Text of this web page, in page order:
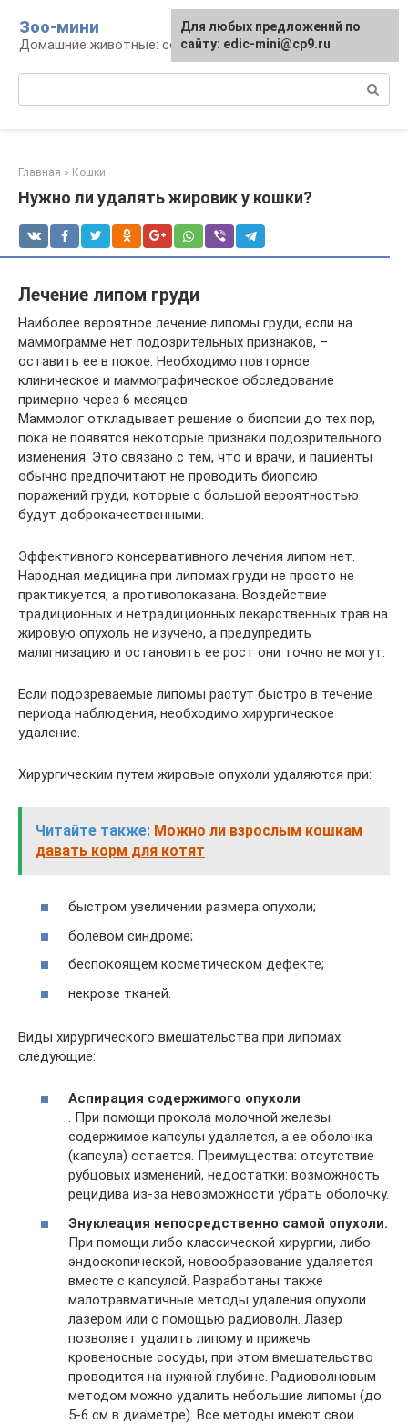
контенту
Зоо-мини
Домашние животные: содержание и уход
Главная » Кошки
Нужно ли удалять жировик у кошки?
Лечение липом груди
Наиболее вероятное лечение липомы груди, если на
маммограмме нет подозрительных признаков, –
оставить ее в покое. Необходимо повторное
клиническое и маммографическое обследование
примерно через 6 месяцев.
Маммолог откладывает решение о биопсии до тех пор,
пока не появятся некоторые признаки подозрительного
изменения. Это связано с тем, что и врачи, и пациенты
обычно предпочитают не проводить биопсию
поражений груди, которые с большой вероятностью
будут доброкачественными.
Эффективного консервативного лечения липом нет.
Народная медицина при липомах груди не просто не
практикуется, а противопоказана. Воздействие
традиционных и нетрадиционных лекарственных трав на
жировую опухоль не изучено, а предупредить
малигнизацию и остановить ее рост они точно не могут.
Если подозреваемые липомы растут быстро в течение
периода наблюдения, необходимо хирургическое
удаление.
Хирургическим путем жировые опухоли удаляются при:
Читайте также: Можно ли взрослым кошкам
давать корм для котят
быстром увеличении размера опухоли;
болевом синдроме;
беспокоящем косметическом дефекте;
некрозе тканей.
Виды хирургического вмешательства при липомах
следующие:
Аспирация содержимого опухоли
. При помощи прокола молочной железы
содержимое капсулы удаляется, а ее оболочка
(капсула) остается. Преимущества: отсутствие
рубцовых изменений, недостатки: возможность
рецидива из-за невозможности убрать оболочку.
Энуклеация непосредственно самой опухоли.
При помощи либо классической хирургии, либо
эндоскопической, новообразование удаляется
вместе с капсулой. Разработаны также
малотравматичные методы удаления опухоли
лазером или с помощью радиоволн. Лазер
позволяет удалить липому и прижечь
кровеносные сосуды, при этом вмешательство
проводится на нужной глубине. Радиоволновым
методом можно удалить небольшие липомы (до
5-6 см в диаметре). Все методы имеют свои
Для любых предложений по
сайту: edic-mini@cp9.ru